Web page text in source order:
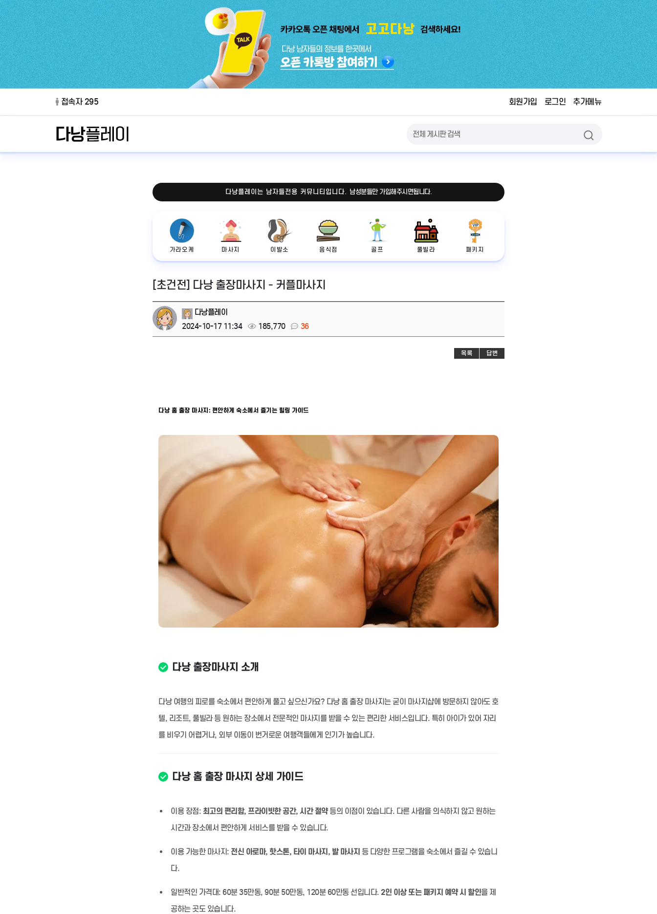
접속자 295 회원가입 로그인 추가메뉴
다낭플레이는 남자들전용 커뮤니티입니다. 남성분들만 가입해주시면됩니다.
가라오케 마사지 이발소 음식점 골프 풀빌라 패키지
[초건전] 다낭 출장마사지 - 커플마사지
다낭플레이
2024-10-17 11:34
185,770 36
목록 답변
다낭 홈 출장 마사지: 편안하게 숙소에서 즐기는 힐링 가이드
다낭 출장마사지 소개
다낭 여행의 피로를 숙소에서 편안하게 풀고 싶으신가요? 다낭 홈 출장 마사지는 굳이 마사지샵에 방문하지 않아도 호
텔, 리조트, 풀빌라 등 원하는 장소에서 전문적인 마사지를 받을 수 있는 편리한 서비스입니다. 특히 아이가 있어 자리
를 비우기 어렵거나, 외부 이동이 번거로운 여행객들에게 인기가 높습니다.
다낭 홈 출장 마사지 상세 가이드
이용 장점: 최고의 편리함, 프라이빗한 공간, 시간 절약등의 이점이 있습니다. 다른 사람을 의식하지 않고 원하는
시간과 장소에서 편안하게 서비스를 받을 수 있습니다.
이용 가능한 마사지: 전신 아로마, 핫스톤, 타이 마사지, 발 마사지 등 다양한 프로그램을 숙소에서 즐길 수 있습니
다.
일반적인 가격대: 60분 35만동, 90분 50만동, 120분 60만동 선입니다. 2인 이상 또는 패키지 예약 시 할인을 제
공하는 곳도 있습니다.